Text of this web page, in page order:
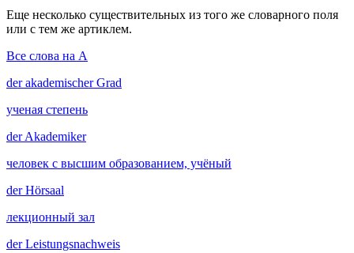
Еще несколько существительных из того же словарного поля
или с тем же артиклем.
Все слова на A
derakademischer Grad
ученая степень
derAkademiker
человек с высшим образованием, учёный
derHörsaal
лекционный зал
derLeistungsnachweis